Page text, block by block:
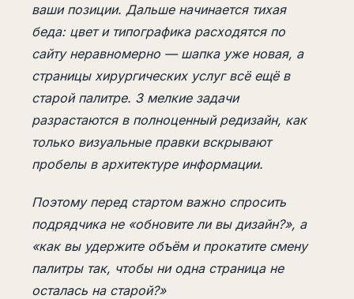
ваши позиции. Дальше начинается тихая
беда: цвет и типографика расходятся по
сайту неравномерно — шапка уже новая, а
страницы хирургических услуг всё ещё в
старой палитре. 3 мелкие задачи
разрастаются в полноценный редизайн, как
только визуальные правки вскрывают
пробелы в архитектуре информации.
Поэтому перед стартом важно спросить
подрядчика не «обновите ли вы дизайн?», а
«как вы удержите объём и прокатите смену
палитры так, чтобы ни одна страница не
осталась на старой?»